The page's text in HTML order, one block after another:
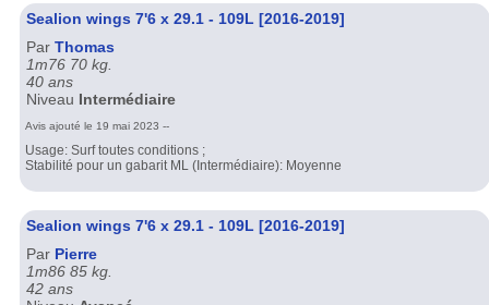
Sealion wings 7'6 x 29.1 - 109L [2016-2019]
Par Thomas
1m76 70 kg.
40 ans
Niveau Intermédiaire
Avis ajouté le 19 mai 2023 --
Usage: Surf toutes conditions ;
Stabilité pour un gabarit ML (Intermédiaire): Moyenne
Sealion wings 7'6 x 29.1 - 109L [2016-2019]
Par Pierre
1m86 85 kg.
42 ans